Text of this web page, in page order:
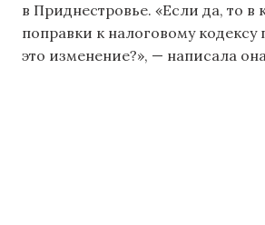
в Приднестровье. «Если да, то в
поправки к налоговому кодексу
это изменение?», — написала